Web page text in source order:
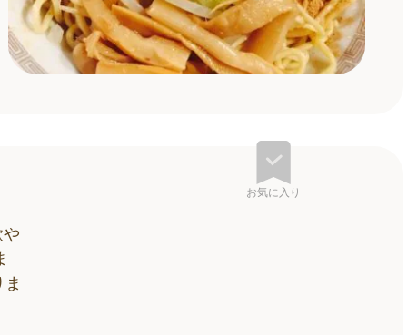
お気に入り